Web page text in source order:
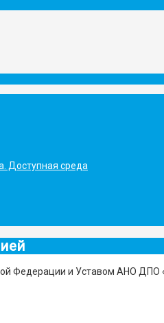
Доступная среда
Федерации и Уставом АНО